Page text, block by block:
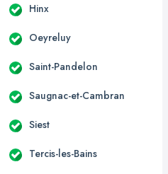
Hinx
Oeyreluy
Saint-Pandelon
Saugnac-et-Cambran
Siest
Tercis-les-Bains